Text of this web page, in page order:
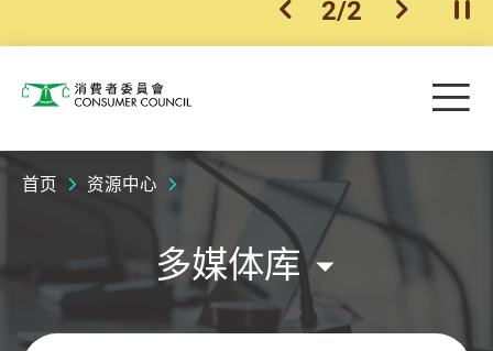
上一个
2/2 下一个开
消费者委员会 目
首页 资源中心
多媒体库